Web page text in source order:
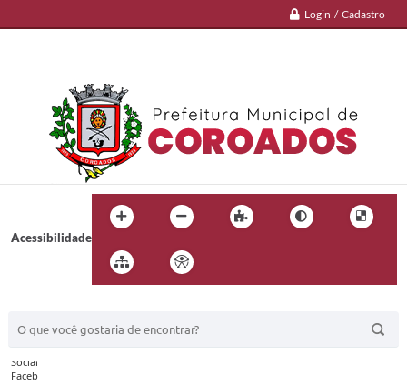
Login / Cadastro
Acessibilidade